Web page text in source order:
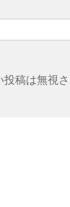
投稿は無視